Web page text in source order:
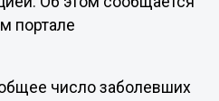
портале
число заболевших